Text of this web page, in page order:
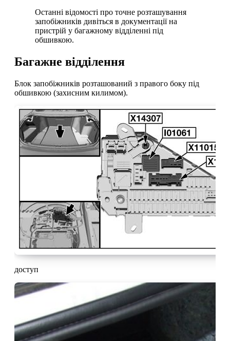
Останні відомості про точне розташування
запобіжників дивіться в документації на
пристрій у багажному відділенні під
обшивкою.
Багажне відділення
Блок запобіжників розташований з правого боку під
обшивкою (захисним килимом).
доступ